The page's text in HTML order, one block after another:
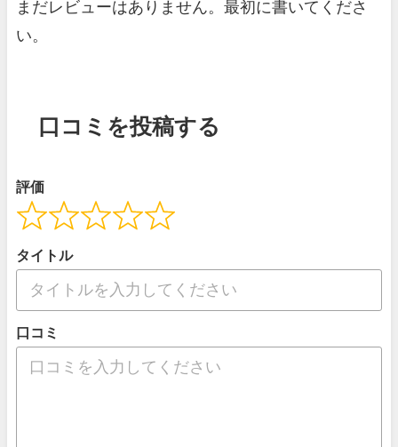
まだレビューはありません。最初に書いてくださ
い。
口コミを投稿する
評価
タイトル
口コミ